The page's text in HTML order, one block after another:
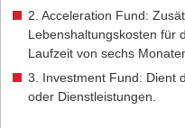
2. Acceleration Fund:
Lebenshaltungskosten für
Laufzeit von sechs
3. Investment Fund: Dient
oder Dienstleistungen.